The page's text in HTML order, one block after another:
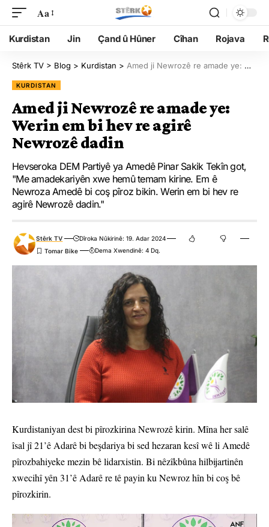
Aa
Kurdistan Jin Çand û Hûner Cîhan Rojava
Stêrk TV > Blog > Kurdistan > Amed ji Newrozê re amade ye: Werin em bi hev re agirê Newrozê dadin
KURDISTAN
Amed ji Newrozê re amade ye:
Werin em bi hev re agirê
Newrozê dadin
Hevseroka DEM Partiyê ya Amedê Pinar Sakik Tekîn got,
"Me amadekariyên xwe hemû temam kirine. Em ê
Newroza Amedê bi coş pîroz bikin. Werin em bi hev re
agirê Newrozê dadin."
Stêrk TV
Dîroka Nûkirinê: 19. Adar 2024
Dema Xwendinê: 4 Dq.
Kurdistaniyan dest bi pîrozkirina Newrozê kirin. Mîna her salê
îsal jî 21’ê Adarê bi beşdariya bi sed hezaran kesî wê li Amedê
pîrozbahiyeke mezin bê lidarxistin. Bi nêzîkbûna hilbijartinên
xwecihî yên 31’ê Adarê re tê payin ku Newroz hîn bi coş bê
pîrozkirin.